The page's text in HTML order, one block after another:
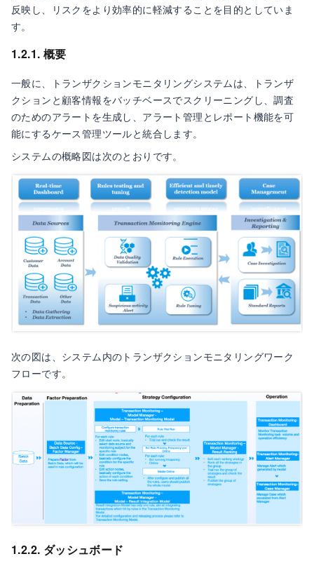
反映し、リスクをより効率的に軽減することを目的としていま
す。
1.2.1. 概要
一般に、トランザクションモニタリングシステムは、トランザ
クションと顧客情報をバッチベースでスクリーニングし、調査
のためのアラートを生成し、アラート管理とレポート機能を可
能にするケース管理ツールと統合します。
システムの概略図は次のとおりです。
次の図は、システム内のトランザクションモニタリングワーク
フローです。
1.2.2. ダッシュボード